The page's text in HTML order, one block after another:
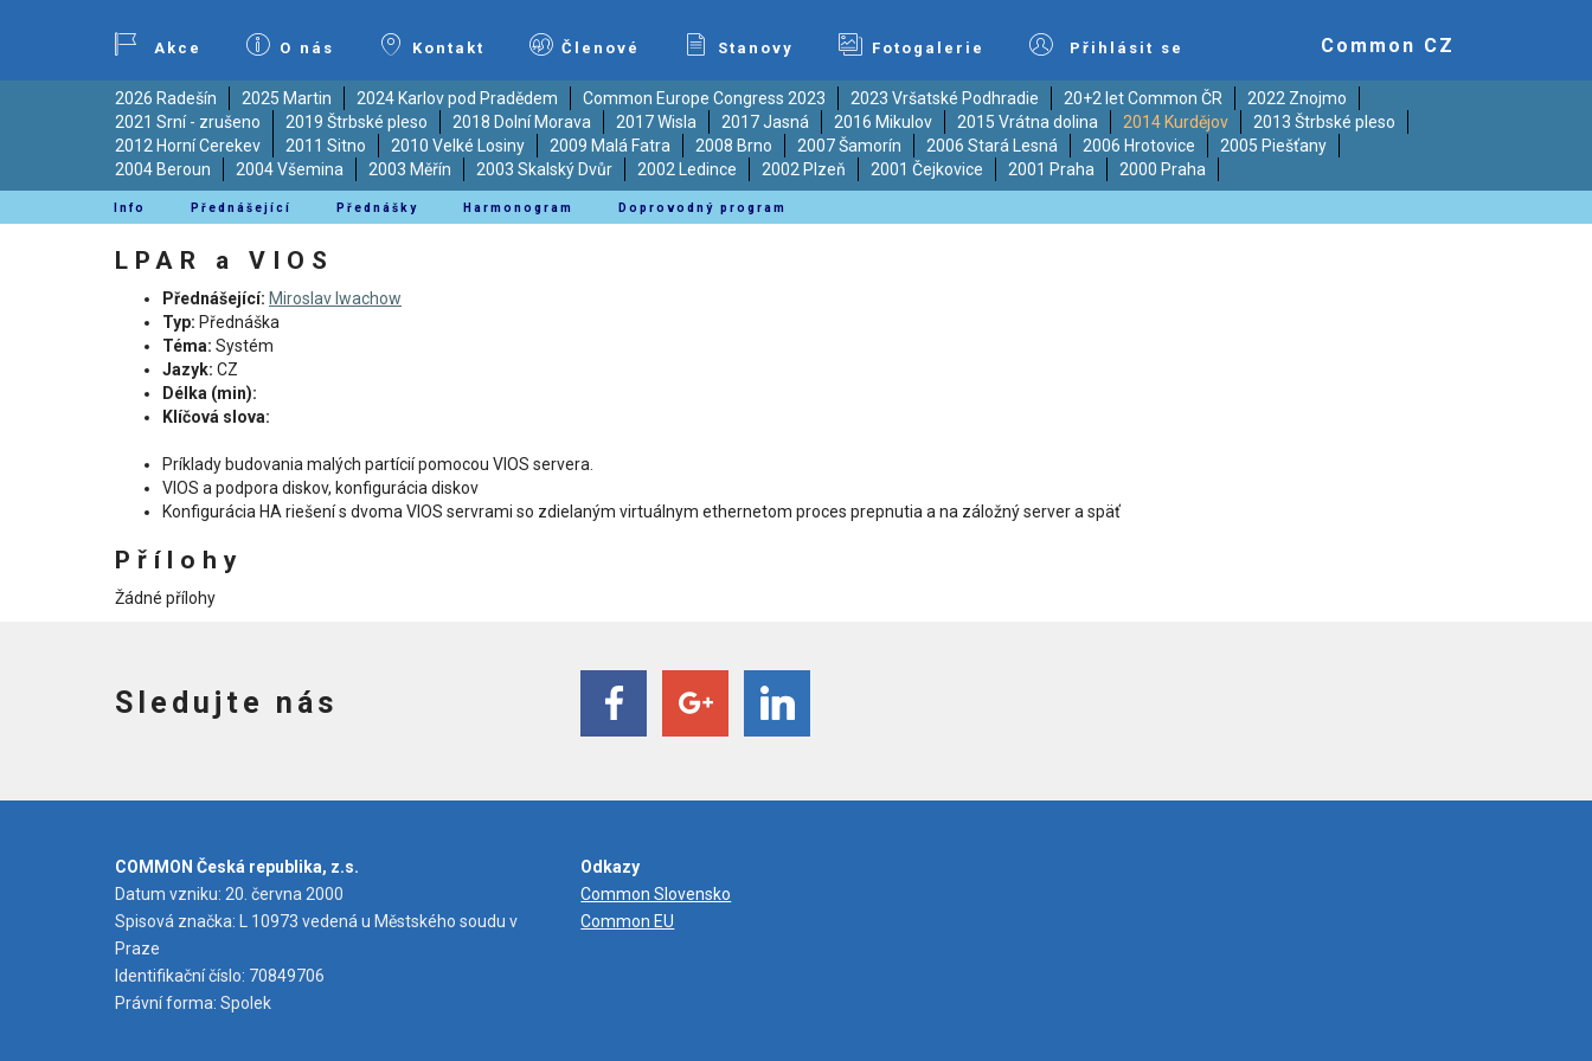
Akce O nás Kontakt Členové Stanovy Fotogalerie Přihlásit se Common CZ
2026 Radešín 2025 Martin 2024 Karlov pod Pradědem Common Europe Congress 2023 2023 Vršatské Podhradie 20+2 let Common ČR
2022 Znojmo
2021 Srní - zrušeno
2019 Štrbské pleso 2018 Dolní Morava 2017 Wisla 2017 Jasná 2016 Mikulov 2015 Vrátna dolina 2014 Kurdějov
2013 Štrbské pleso
2012 Horní Cerekev
2011 Sitno 2010 Velké Losiny 2009 Malá Fatra 2008 Brno 2007 Šamorín 2006 Stará Lesná 2006 Hrotovice
2005 Piešťany
2004 Beroun
2004 Všemina 2003 Měřín 2003 Skalský Dvůr 2002 Ledince 2002 Plzeň 2001 Čejkovice 2001 Praha 2000 Praha
Info Přednášející Přednášky Harmonogram Doprovodný program
LPAR a VIOS
Přednášející: Miroslav Iwachow
Typ: Přednáška
Téma: Systém
Jazyk: CZ
Délka (min):
Klíčová slova:
Príklady budovania malých partícií pomocou VIOS servera.
VIOS a podpora diskov, konfigurácia diskov
Konfigurácia HA riešení s dvoma VIOS servrami so zdielaným virtuálnym ethernetom proces prepnutia a na záložný server a späť
Přílohy
Žádné přílohy
Sledujte nás
COMMON Česká republika, z.s.
Datum vzniku: 20. června 2000
Spisová značka: L 10973 vedená u Městského soudu v
Praze
Identifikační číslo: 70849706
Právní forma: Spolek
Odkazy
Common Slovensko
Common EU